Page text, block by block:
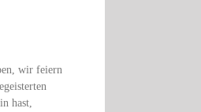
wir feiern
hast,